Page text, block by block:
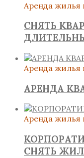
Аренда жилья
СНЯТЬ
Аренда жилья
АРЕНДА
Аренда жилья
СНЯТЬ